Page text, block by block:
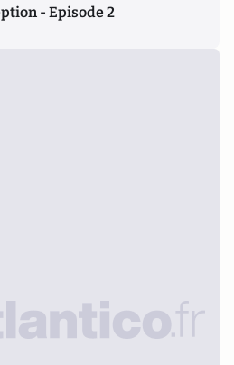
- Episode 2